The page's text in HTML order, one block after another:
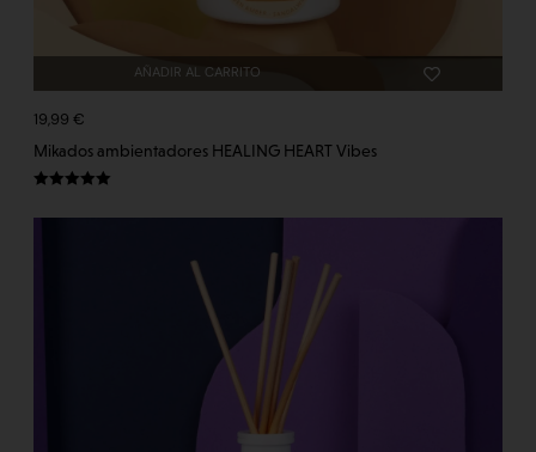
AÑADIR AL CARRITO
Mikados ambientadores HEALING HEART Vibes
19,99 €